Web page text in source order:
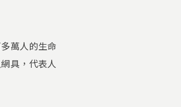
萬人的生命
具，代表人